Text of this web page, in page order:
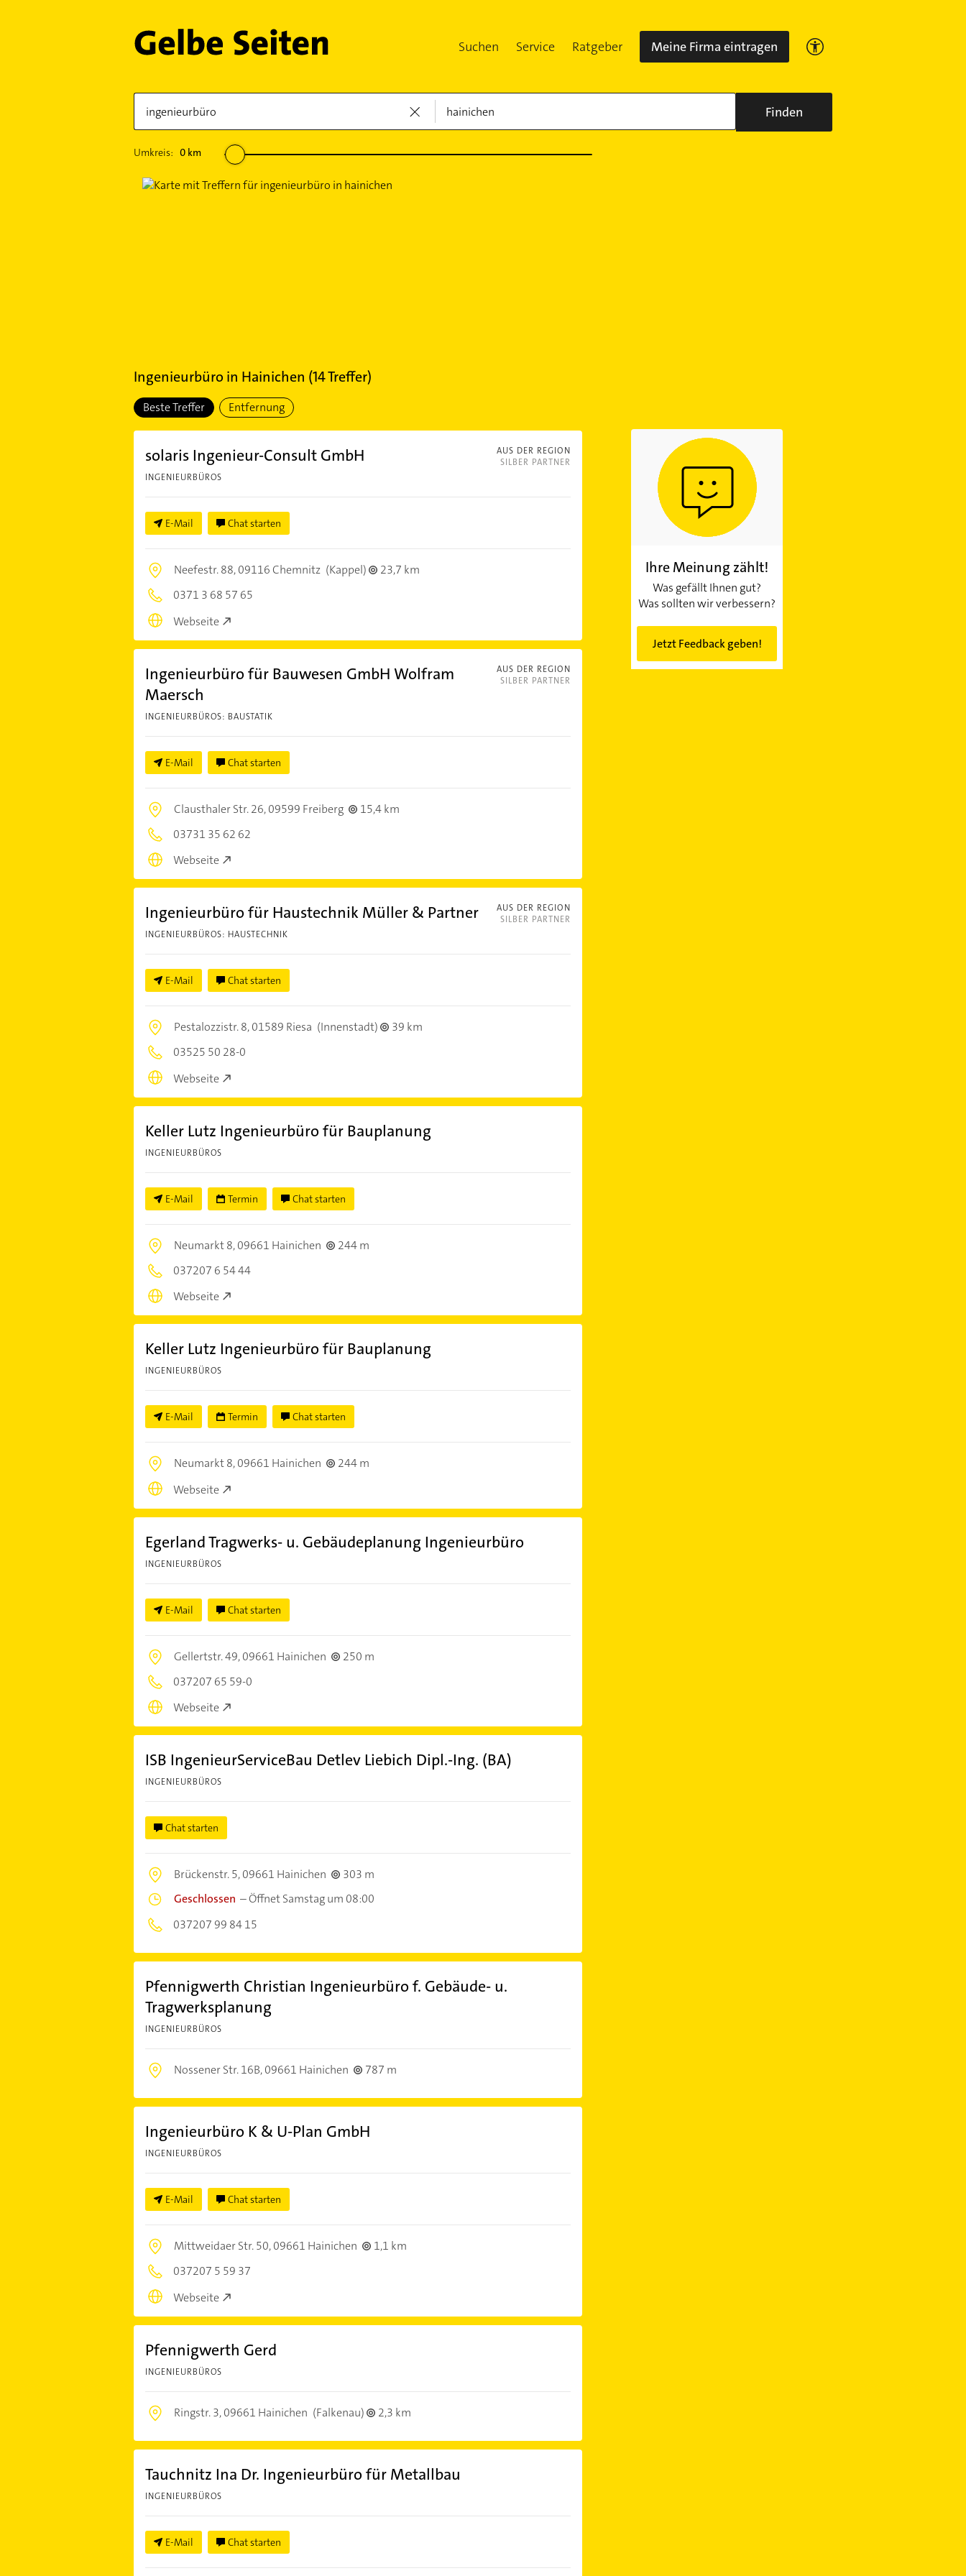
Suchen Service Ratgeber Meine Firma eintragen
Finden
Umkreis: 0km
Ingenieurbüro in Hainichen (14Treffer)
Beste Treffer Entfernung
AUS DER REGION
SILBER PARTNER
solaris Ingenieur-Consult GmbH
INGENIEURBÜROS
E-Mail Chat starten
Neefestr. 88,09116 Chemnitz (Kappel)
23,7 km
0371 3 68 57 65
Webseite
AUS DER REGION
SILBER PARTNER
Ingenieurbüro für Bauwesen GmbH Wolfram
Maersch
INGENIEURBÜROS: BAUSTATIK
E-Mail Chat starten
Clausthaler Str. 26,09599 Freiberg
15,4 km
03731 35 62 62
Webseite
AUS DER REGION
SILBER PARTNER
Ingenieurbüro für Haustechnik Müller & Partner
INGENIEURBÜROS: HAUSTECHNIK
E-Mail Chat starten
Pestalozzistr. 8,01589 Riesa (Innenstadt)
39 km
03525 50 28-0
Webseite
Keller Lutz Ingenieurbüro für Bauplanung
INGENIEURBÜROS
E-Mail Termin Chat starten
Neumarkt 8,09661 Hainichen
244 m
037207 6 54 44
Webseite
Keller Lutz Ingenieurbüro für Bauplanung
INGENIEURBÜROS
E-Mail Termin Chat starten
Neumarkt 8,09661 Hainichen
244 m
Webseite
Egerland Tragwerks- u. Gebäudeplanung Ingenieurbüro
INGENIEURBÜROS
E-Mail Chat starten
Gellertstr. 49,09661 Hainichen
250 m
037207 65 59-0
Webseite
ISB IngenieurServiceBau Detlev Liebich Dipl.-Ing. (BA)
INGENIEURBÜROS
Chat starten
Brückenstr. 5,09661 Hainichen
303 m
Geschlossen –Öffnet Samstag um 08:00
037207 99 84 15
Pfennigwerth Christian Ingenieurbüro f. Gebäude- u.
Tragwerksplanung
INGENIEURBÜROS
Nossener Str. 16B,09661 Hainichen 787 m
Ingenieurbüro K & U-Plan GmbH
INGENIEURBÜROS
E-Mail Chat starten
Mittweidaer Str. 50,09661 Hainichen
1,1 km
037207 5 59 37
Webseite
Pfennigwerth Gerd
INGENIEURBÜROS
Ringstr. 3,09661 Hainichen (Falkenau) 2,3 km
Tauchnitz Ina Dr. Ingenieurbüro für Metallbau
INGENIEURBÜROS
E-Mail Chat starten
Ihre Meinung zählt!
Was gefällt Ihnen gut?
Was sollten wir verbessern?
Jetzt Feedback geben!